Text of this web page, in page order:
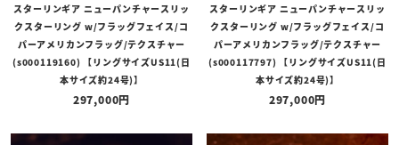
スターリンギア ニューパンチャースリッ
クスターリング w/フラッグフェイス/コ
パーアメリカンフラッグ/テクスチャー
(s000119160) 【リングサイズUS11(日
本サイズ約24号)】
297,000
スターリンギア ニューパンチャースリッ
クスターリング w/フラッグフェイス/コ
パーアメリカンフラッグ/テクスチャー
(s000117797) 【リングサイズUS11(日
本サイズ約24号)】
297,000